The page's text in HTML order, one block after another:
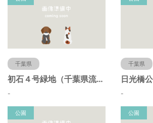
千葉県
初石４号緑地（千葉県流山市）
-
千葉県
-
公園 公園